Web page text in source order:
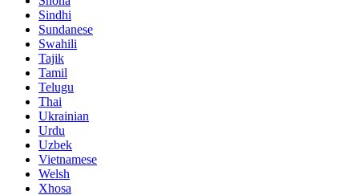
Sindhi
Sundanese
Swahili
Tajik
Tamil
Telugu
Thai
Ukrainian
Urdu
Uzbek
Vietnamese
Welsh
Xhosa